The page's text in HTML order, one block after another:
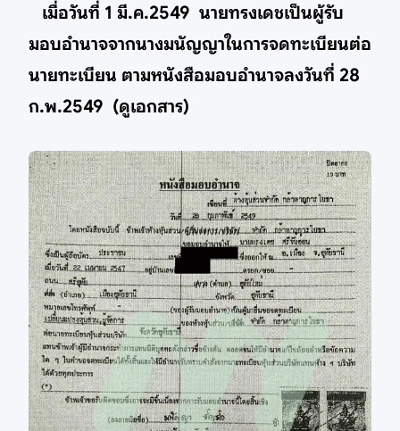
เมื่อวันที่ 1 มี.ค.2549 นายทรงเดชเป็นผู้รับ
มอบอำนาจจากนางมนัญญาในการจดทะเบียนต่อ
นายทะเบียน ตามหนังสือมอบอำนาจลงวันที่ 28
ก.พ.2549 (ดูเอกสาร)